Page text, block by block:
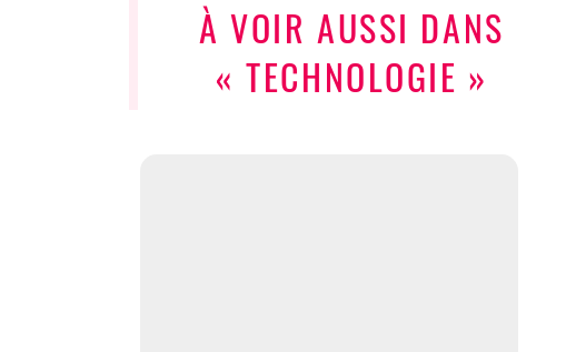
À VOIR AUSSI DANS
« TECHNOLOGIE »